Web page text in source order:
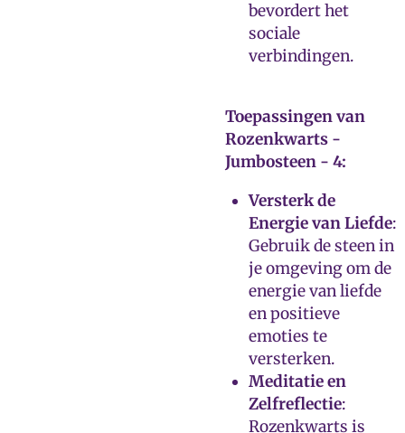
bevordert het
sociale
verbindingen.
Toepassingen van
Rozenkwarts -
Jumbosteen - 4:
Versterk de
Energie van Liefde:
Gebruik de steen in
je omgeving om de
energie van liefde
en positieve
emoties te
versterken.
Meditatie en
Zelfreflectie:
Rozenkwarts is